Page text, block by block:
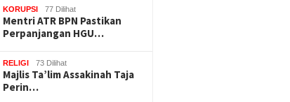
KORUPSI 77 Dilihat
Mentri ATR BPN Pastikan
Perpanjangan HGU…
RELIGI 73 Dilihat
Majlis Ta’lim Assakinah Taja
Perin…